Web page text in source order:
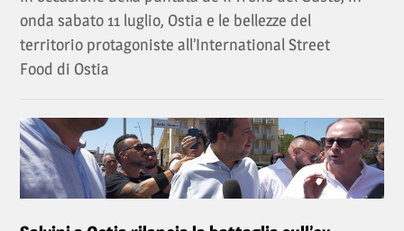
onda sabato 11 luglio, Ostia e le bellezze del
territorio protagoniste all’International Street
Food di Ostia